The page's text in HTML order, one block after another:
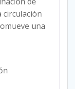
circulación
una